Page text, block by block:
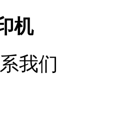
机
我们